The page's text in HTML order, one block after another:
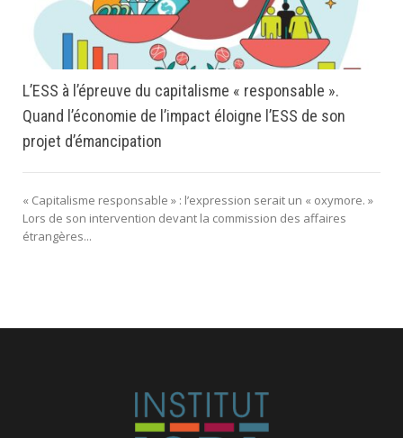
L’ESS à l’épreuve du capitalisme « responsable ».
Quand l’économie de l’impact éloigne l’ESS de son
projet d’émancipation
« Capitalisme responsable » : l’expression serait un « oxymore. »
Lors de son intervention devant la commission des affaires
étrangères...